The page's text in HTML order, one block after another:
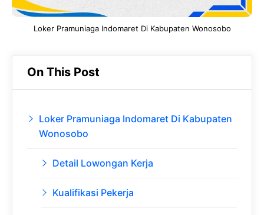
Loker Pramuniaga Indomaret Di Kabupaten Wonosobo
On This Post
Loker Pramuniaga Indomaret Di Kabupaten
Wonosobo
Detail Lowongan Kerja
Kualifikasi Pekerja